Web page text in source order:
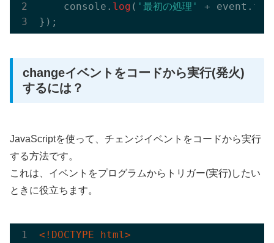
    console.
log ( '最初の処理'
+
changeイベントをコードから実行(発火)
するには？
JavaScriptを使って、チェンジイベントをコードから実行
する方法です。
これは、イベントをプログラムからトリガー(実行)したい
ときに役立ちます。
<!DOCTYPE html>